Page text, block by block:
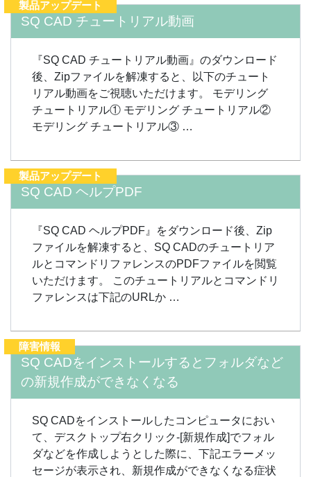
製品アップデート
SQ CAD チュートリアル動画
『SQ CAD チュートリアル動画』のダウンロード
後、Zipファイルを解凍すると、以下のチュート
リアル動画をご視聴いただけます。 モデリング
チュートリアル① モデリング チュートリアル②
モデリング チュートリアル③ …
製品アップデート
SQ CAD ヘルプPDF
『SQ CAD ヘルプPDF』をダウンロード後、Zip
ファイルを解凍すると、SQ CADのチュートリア
ルとコマンドリファレンスのPDFファイルを閲覧
いただけます。 このチュートリアルとコマンドリ
ファレンスは下記のURLか …
障害情報
SQ CADをインストールするとフォルダなど
の新規作成ができなくなる
SQ CADをインストールしたコンピュータにおい
て、デスクトップ右クリック-[新規作成]でフォル
ダなどを作成しようとした際に、下記エラーメッ
セージが表示され、新規作成ができなくなる症状